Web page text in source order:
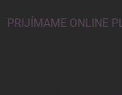
PRIJÍMAME ONLINE